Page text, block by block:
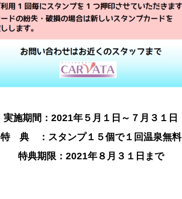
実施期間：2021年５月１日～７月３１日
特 典 ：スタンプ１５個で１回温泉無料
特典期限：2021年８月３１日まで